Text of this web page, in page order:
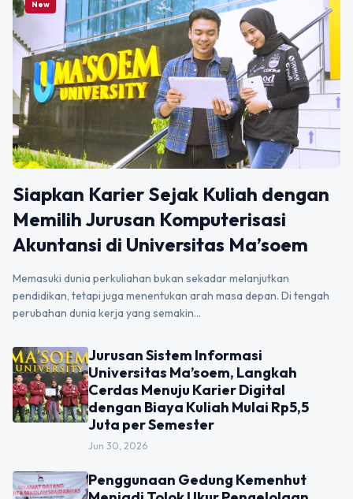
New
Siapkan Karier Sejak Kuliah dengan
Memilih Jurusan Komputerisasi
Akuntansi di Universitas Ma’soem
Memasuki dunia perkuliahan bukan sekadar melanjutkan
pendidikan, tetapi juga menentukan arah masa depan. Di tengah
perubahan dunia kerja yang semakin…
Jurusan Sistem Informasi
Universitas Ma’soem, Langkah
Cerdas Menuju Karier Digital
dengan Biaya Kuliah Mulai Rp5,5
Juta per Semester
Jun 30, 2026
Penggunaan Gedung Kemenhut